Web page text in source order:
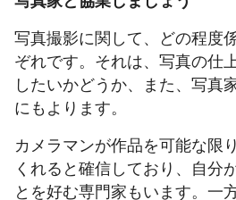
写真撮影に関して、どの程度
ぞれです。それは、写真の仕
したいかどうか、また、写真
にもよります。
カメラマンが作品を可能な限
くれると確信しており、自分
とを好む専門家もいます。一